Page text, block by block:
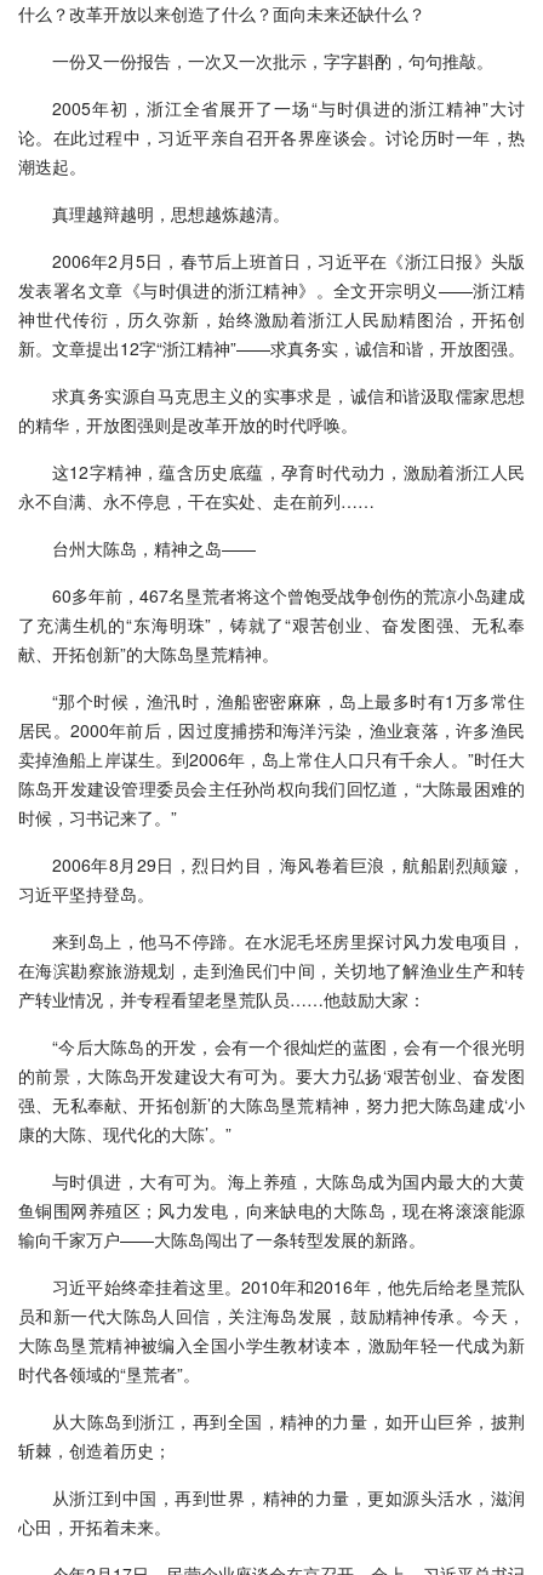
什么？改革开放以来创造了什么？面向未来还缺什么？
一份又一份报告，一次又一次批示，字字斟酌，句句推敲。
2005年初，浙江全省展开了一场“与时俱进的浙江精神”大讨
论。在此过程中，习近平亲自召开各界座谈会。讨论历时一年，热
潮迭起。
真理越辩越明，思想越炼越清。
2006年2月5日，春节后上班首日，习近平在《浙江日报》头版
发表署名文章《与时俱进的浙江精神》。全文开宗明义——浙江精
神世代传衍，历久弥新，始终激励着浙江人民励精图治，开拓创
新。文章提出12字“浙江精神”——求真务实，诚信和谐，开放图强。
求真务实源自马克思主义的实事求是，诚信和谐汲取儒家思想
的精华，开放图强则是改革开放的时代呼唤。
这12字精神，蕴含历史底蕴，孕育时代动力，激励着浙江人民
永不自满、永不停息，干在实处、走在前列……
台州大陈岛，精神之岛——
60多年前，467名垦荒者将这个曾饱受战争创伤的荒凉小岛建成
了充满生机的“东海明珠”，铸就了“艰苦创业、奋发图强、无私奉
献、开拓创新”的大陈岛垦荒精神。
“那个时候，渔汛时，渔船密密麻麻，岛上最多时有1万多常住
居民。2000年前后，因过度捕捞和海洋污染，渔业衰落，许多渔民
卖掉渔船上岸谋生。到2006年，岛上常住人口只有千余人。”时任大
陈岛开发建设管理委员会主任孙尚权向我们回忆道，“大陈最困难的
时候，习书记来了。”
2006年8月29日，烈日灼目，海风卷着巨浪，航船剧烈颠簸，
习近平坚持登岛。
来到岛上，他马不停蹄。在水泥毛坯房里探讨风力发电项目，
在海滨勘察旅游规划，走到渔民们中间，关切地了解渔业生产和转
产转业情况，并专程看望老垦荒队员……他鼓励大家：
“今后大陈岛的开发，会有一个很灿烂的蓝图，会有一个很光明
的前景，大陈岛开发建设大有可为。要大力弘扬‘艰苦创业、奋发图
强、无私奉献、开拓创新’的大陈岛垦荒精神，努力把大陈岛建成‘小
康的大陈、现代化的大陈’。”
与时俱进，大有可为。海上养殖，大陈岛成为国内最大的大黄
鱼铜围网养殖区；风力发电，向来缺电的大陈岛，现在将滚滚能源
输向千家万户——大陈岛闯出了一条转型发展的新路。
习近平始终牵挂着这里。2010年和2016年，他先后给老垦荒队
员和新一代大陈岛人回信，关注海岛发展，鼓励精神传承。今天，
大陈岛垦荒精神被编入全国小学生教材读本，激励年轻一代成为新
时代各领域的“垦荒者”。
从大陈岛到浙江，再到全国，精神的力量，如开山巨斧，披荆
斩棘，创造着历史；
从浙江到中国，再到世界，精神的力量，更如源头活水，滋润
心田，开拓着未来。